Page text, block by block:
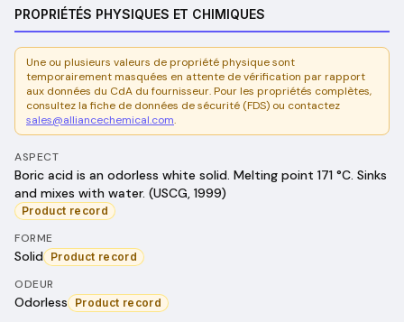
PROPRIÉTÉS PHYSIQUES ET CHIMIQUES
Une ou plusieurs valeurs de propriété physique sont
temporairement masquées en attente de vérification par rapport
aux données du CdA du fournisseur. Pour les propriétés complètes,
consultez la fiche de données de sécurité (FDS) ou contactez
sales@alliancechemical.com.
ASPECT
Boric acid is an odorless white solid. Melting point 171 °C. Sinks
and mixes with water. (USCG, 1999)
Product record
FORME
Solid Product record
ODEUR
Odorless Product record